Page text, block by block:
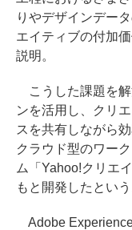
りやデザインデー
エイティブの付加
説明。
こうした課題を解
ンを活用し、クリ
スを共有しながら
クラウド型のワー
ム「Yahoo!クリエ
もと開発したという
Adobe